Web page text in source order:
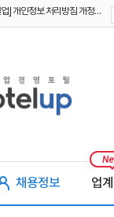
[공지] [호텔업] 유료서비스 이용약관 개정본2 (19.09.02)
채용정보 업